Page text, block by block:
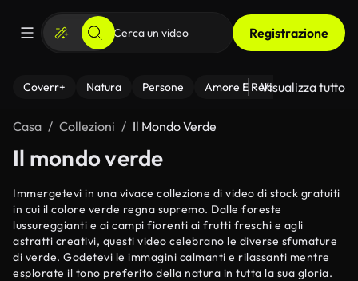
Registrazione
Coverr+ Natura Persone Amore E Relazioni Il
Visualizza tutto
Casa Collezioni Il Mondo Verde
Il mondo verde
Immergetevi in una vivace collezione di video di stock gratuiti
in cui il colore verde regna supremo. Dalle foreste
lussureggianti e ai campi fiorenti ai frutti freschi e agli
astratti creativi, questi video celebrano le diverse sfumature
di verde. Godetevi le immagini calmanti e rilassanti mentre
esplorate il tono preferito della natura in tutta la sua gloria.